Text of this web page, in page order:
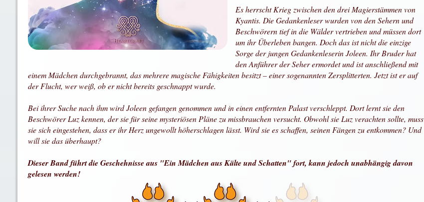
Es herrscht Krieg zwischen den drei Magierstämmen von
Kyantis. Die Gedankenleser wurden von den Sehern und
Beschwörern tief in die Wälder vertrieben und müssen dort
um ihr Überleben bangen. Doch das ist nicht die einzige
Sorge der jungen Gedankenleserin Joleen. Ihr Bruder hat
den Anführer der Seher ermordet und ist anschließend mit
einem Mädchen durchgebrannt, das mehrere magische Fähigkeiten besitzt – einer sogenannten Zersplitterten. Jetzt ist er auf
der Flucht, wer weiß, ob er nicht bereits geschnappt wurde.
Bei ihrer Suche nach ihm wird Joleen gefangen genommen und in einen entfernten Palast verschleppt. Dort lernt sie den
Beschwörer Luz kennen, der sie für seine mysteriösen Pläne zu missbrauchen versucht. Obwohl sie Luz verachten sollte, muss
sie sich eingestehen, dass er ihr Herz ungewollt höherschlagen lässt. Wird sie es schaffen, seinen Fängen zu entkommen? Und
will sie das überhaupt?
Dieser Band führt die Geschehnisse aus "Ein Mädchen aus Kälte und Schatten" fort, kann jedoch unabhängig davon
gelesen werden!